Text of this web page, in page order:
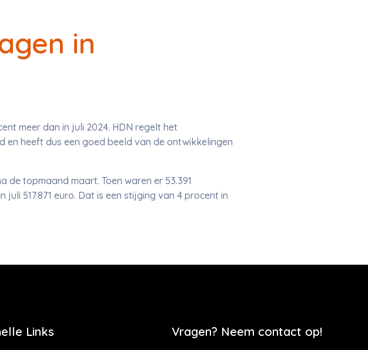
in
meer dan in juli 2024. HDN regelt het
heeft dus een goed beeld van de ontwikkelingen
topmaand maart. Toen waren er 53.391
517.871 euro. Dat is een stijging van 4 procent in
Links Vragen? Neem contact op!